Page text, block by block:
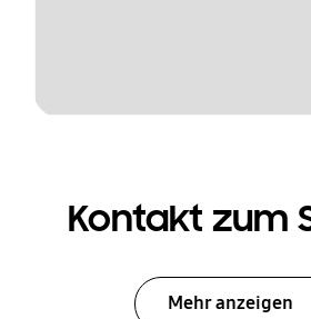
Kontakt zum
Mehr anzeigen